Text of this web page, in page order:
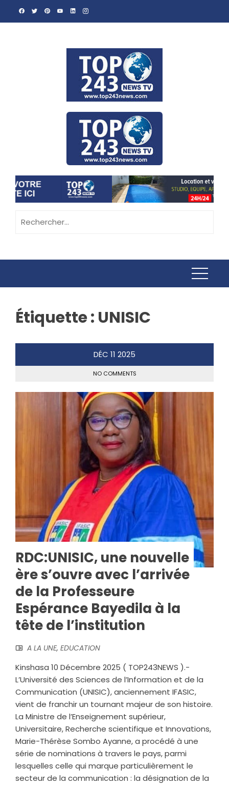
Étiquette : UNISIC
DÉC 11 2025
NO COMMENTS
RDC:UNISIC, une nouvelle
ère s’ouvre avec l’arrivée
de la Professeure
Espérance Bayedila à la
tête de l’institution
A LA UNE, EDUCATION
Kinshasa 10 Décembre 2025 ( TOP243NEWS ).-
L’Université des Sciences de l’Information et de la
Communication (UNISIC), anciennement IFASIC,
vient de franchir un tournant majeur de son histoire.
La Ministre de l’Enseignement supérieur,
Universitaire, Recherche scientifique et Innovations,
Marie-Thérèse Sombo Ayanne, a procédé à une
série de nominations à travers le pays, parmi
lesquelles celle qui marque particulièrement le
secteur de la communication : la désignation de la